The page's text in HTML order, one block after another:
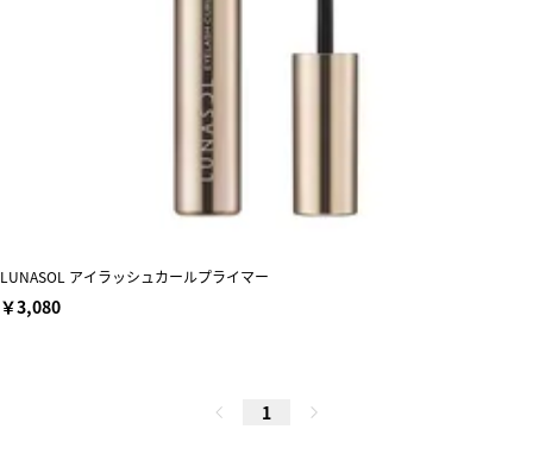
LUNASOL アイラッシュカールプライマー
￥3,080
1